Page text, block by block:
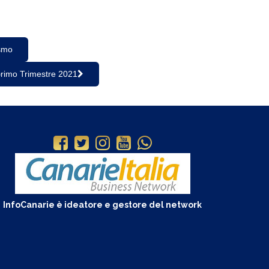
Trimestre 2021
InfoCanarie è ideatore e gestore del network